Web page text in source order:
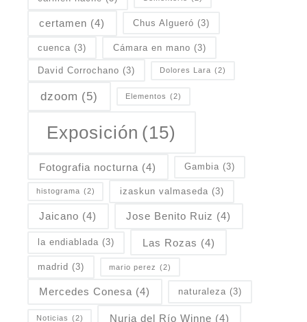
certamen (4) Chus Algueró (3)
cuenca (3) Cámara en mano (3)
David Corrochano (3) Dolores Lara (2)
dzoom (5) Elementos (2)
Exposición (15)
Fotografia nocturna (4) Gambia (3)
histograma (2) izaskun valmaseda (3)
Jaicano (4) Jose Benito Ruiz (4)
la endiablada (3) Las Rozas (4)
madrid (3) mario perez (2)
Mercedes Conesa (4) naturaleza (3)
Noticias (2) Nuria del Río Winne (4)